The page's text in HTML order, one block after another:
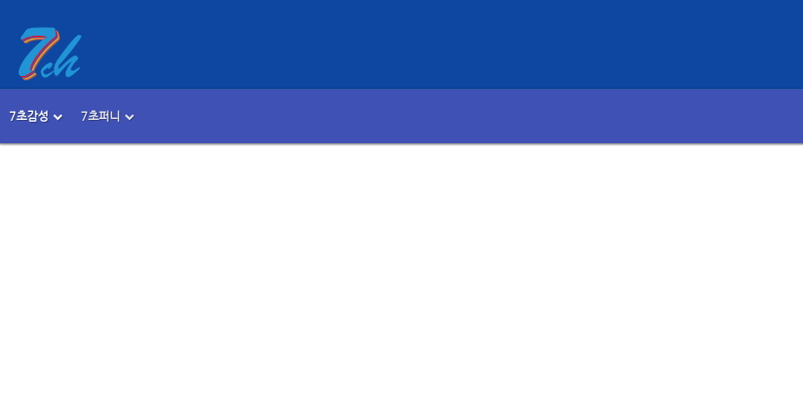
메뉴 건너뛰기
7초감성 7초퍼니
본문시작